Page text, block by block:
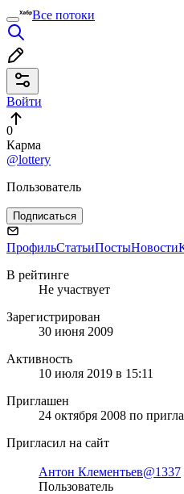
Все потоки
Войти
0
Карма
@lottery
Пользователь
Подписаться
ПрофильСтатьиПостыНовости
В рейтинге
Не участвует
Зарегистрирован
30 июня 2009
Активность
10 июля 2019 в 15:11
Приглашен
24 октября 2008 по
Пригласил на сайт
Антон Клементьев@1337
Пользователь